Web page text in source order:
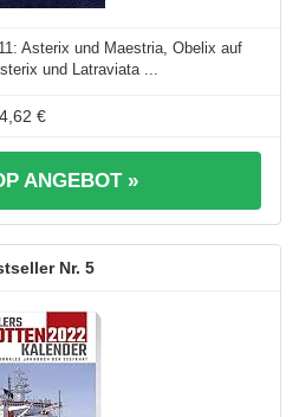
Asterix und Maestria, Obelix auf
und Latraviata ...
€
ANGEBOT »
5